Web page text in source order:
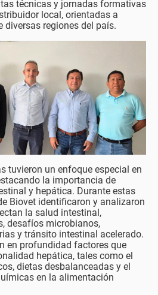
técnicas y jornadas formativas
local, orientadas a
diversas regiones del país.
tuvieron un enfoque especial en
la importancia de
y hepática. Durante estas
Biovet identificaron y analizaron
la salud intestinal,
desafíos microbianos,
y tránsito intestinal acelerado.
en profundidad factores que
hepática, tales como el
dietas desbalanceadas y el
en la alimentación